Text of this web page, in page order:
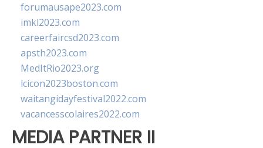
forumausape2023.com
imkl2023.com
careerfaircsd2023.com
apsth2023.com
MedItRio2023.org
lcicon2023boston.com
waitangidayfestival2022.com
vacancesscolaires2022.com
MEDIA PARTNER II